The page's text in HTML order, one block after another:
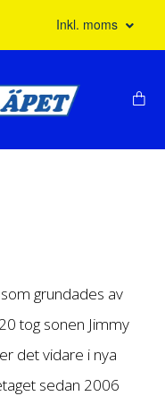
Inkl. moms
grundades av
tog sonen Jimmy
det vidare i nya
sedan 2006